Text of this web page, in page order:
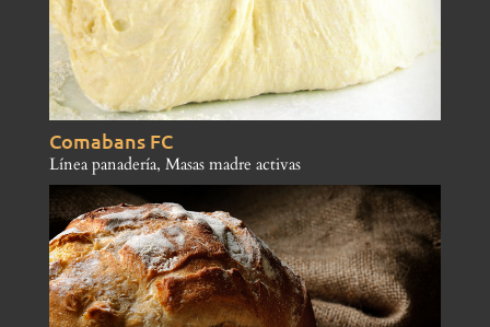
Comabans FC
Línea panadería, Masas madre activas